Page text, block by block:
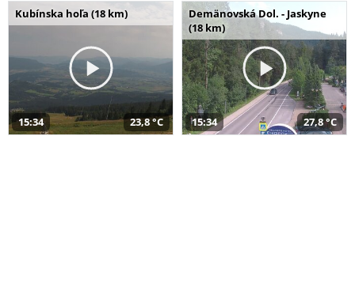
Kubínska hoľa (18 km)
15:34 23,8 °C
Demänovská Dol. - Jaskyne
(18 km)
15:34 27,8 °C